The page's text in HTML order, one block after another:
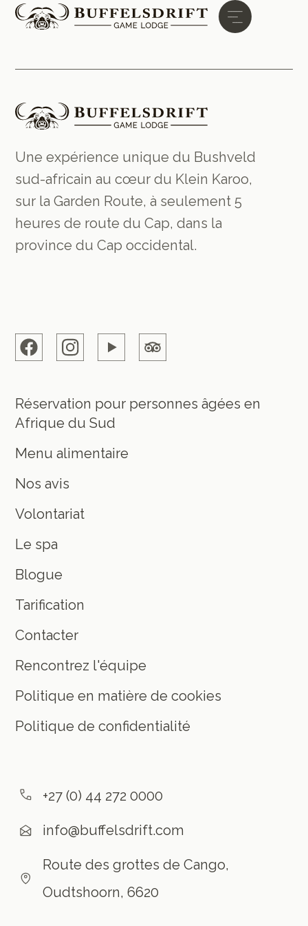
Une expérience unique du Bushveld
sud-africain au cœur du Klein Karoo,
sur la Garden Route, à seulement 5
heures de route du Cap, dans la
province du Cap occidental.
Réservation pour personnes âgées en
Afrique du Sud
Menu alimentaire
Nos avis
Volontariat
Le spa
Blogue
Tarification
Contacter
Rencontrez l'équipe
Politique en matière de cookies
Politique de confidentialité
+27 (0) 44 272 0000
info@buffelsdrift.com
Route des grottes de Cango,
Oudtshoorn, 6620